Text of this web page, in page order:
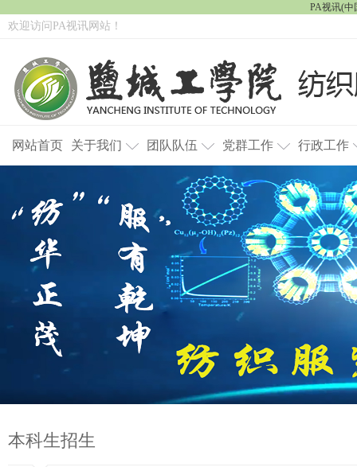
PA视讯(中
欢迎访问PA视讯网站！
网站首页 关于我们 团队队伍 党群工作 行政工作
本科生招生